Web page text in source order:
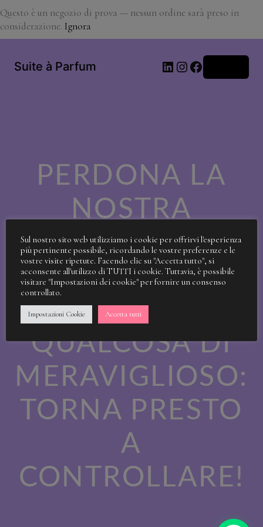
Questo è un negozio di prova — nessun ordine sarà preso in
considerazione. Ignora
Suite à Parfum LinkedIn
Instagram
Facebook
PERDONA LA
NOSTRA
SPORCIZIA!
STIAMO
LAVORANDO A
QUALCOSA DI
MERAVIGLIOSO:
TORNA PRESTO
A
CONTROLLARE!
Sul nostro sito web utilizziamo i cookie per offrirvi l'esperienza
più pertinente possibile, ricordando le vostre preferenze e le
vostre visite ripetute. Facendo clic su "Accetta tutto", si
acconsente all'utilizzo di TUTTI i cookie. Tuttavia, è possibile
visitare "Impostazioni dei cookie" per fornire un consenso
controllato.
Impostazioni Cookie Accetta tutti